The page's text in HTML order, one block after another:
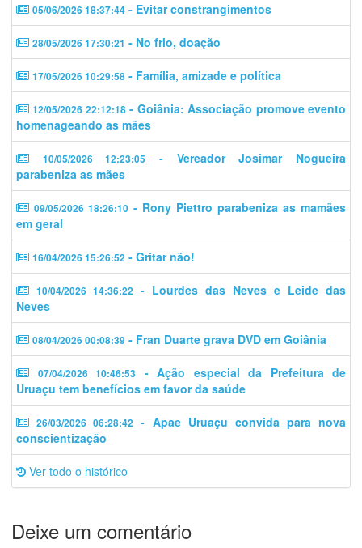
05/06/2026 18:37:44 - Evitar constrangimentos
28/05/2026 17:30:21 - No frio, doação
17/05/2026 10:29:58 - Família, amizade e política
12/05/2026 22:12:18- Goiânia: Associação promove evento
homenageando as mães
10/05/2026 12:23:05
- Vereador Josimar Nogueira
parabeniza as mães
09/05/2026 18:26:10 - Rony Piettro parabeniza as mamães
em geral
16/04/2026 15:26:52 - Gritar não!
10/04/2026 14:36:22 - Lourdes das Neves e Leide das
Neves
08/04/2026 00:08:39 - Fran Duarte grava DVD em Goiânia
07/04/2026 10:46:53
- Ação especial da Prefeitura de
Uruaçu tem benefícios em favor da saúde
26/03/2026 06:28:42 - Apae Uruaçu convida para nova
conscientização
Ver todo o histórico
Deixe um comentário